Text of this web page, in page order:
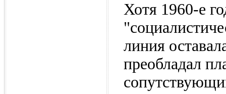
Хотя 1960-е
линия
преобладал